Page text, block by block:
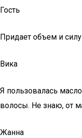
Гость
Придает объем и
Вика
Я пользовалась
волосы. Не знаю, от
Жанна